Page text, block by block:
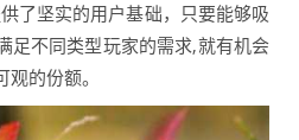
了坚实的用户基础，只要能够吸
足不同类型玩家的需求,就有机会
的份额。